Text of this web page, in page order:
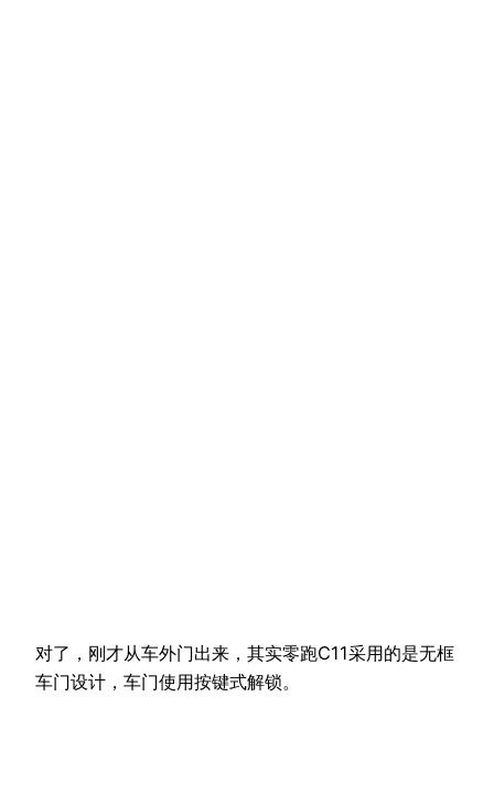
对了，刚才从车外门出来，其实零跑C11采用的是无框
车门设计，车门使用按键式解锁。